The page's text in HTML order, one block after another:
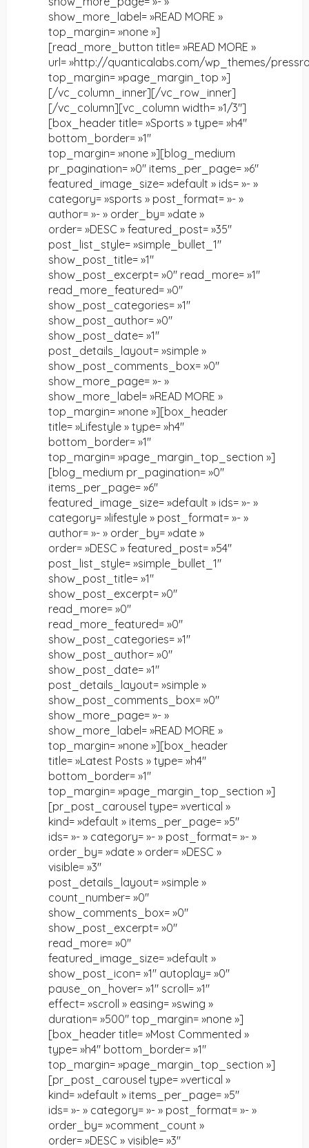
show_more_label= »READ MORE »
top_margin= »none »]
[read_more_button title= »READ MORE »
url= »http://quanticalabs.com/wp_themes/
top_margin= »page_margin_top »]
[/vc_column_inner][/vc_row_inner]
[/vc_column][vc_column width= »1/3″]
[box_header title= »Sports » type= »h4″
bottom_border= »1″
top_margin= »none »][blog_medium
pr_pagination= »0″ items_per_page= »6″
featured_image_size= »default » ids= »- »
category= »sports » post_format= »- »
author= »- » order_by= »date »
order= »DESC » featured_post= »35″
post_list_style= »simple_bullet_1″
show_post_title= »1″
show_post_excerpt= »0″ read_more= »1″
read_more_featured= »0″
show_post_categories= »1″
show_post_author= »0″
show_post_date= »1″
post_details_layout= »simple »
show_post_comments_box= »0″
show_more_page= »- »
show_more_label= »READ MORE »
top_margin= »none »][box_header
title= »Lifestyle » type= »h4″
bottom_border= »1″
top_margin= »page_margin_top_section »]
[blog_medium pr_pagination= »0″
items_per_page= »6″
featured_image_size= »default » ids= »- »
category= »lifestyle » post_format= »- »
author= »- » order_by= »date »
order= »DESC » featured_post= »54″
post_list_style= »simple_bullet_1″
show_post_title= »1″
show_post_excerpt= »0″
read_more= »0″
read_more_featured= »0″
show_post_categories= »1″
show_post_author= »0″
show_post_date= »1″
post_details_layout= »simple »
show_post_comments_box= »0″
show_more_page= »- »
show_more_label= »READ MORE »
top_margin= »none »][box_header
title= »Latest Posts » type= »h4″
bottom_border= »1″
top_margin= »page_margin_top_section »]
[pr_post_carousel type= »vertical »
kind= »default » items_per_page= »5″
ids= »- » category= »- » post_format= »- »
order_by= »date » order= »DESC »
visible= »3″
post_details_layout= »simple »
count_number= »0″
show_comments_box= »0″
show_post_excerpt= »0″
read_more= »0″
featured_image_size= »default »
show_post_icon= »1″ autoplay= »0″
pause_on_hover= »1″ scroll= »1″
effect= »scroll » easing= »swing »
duration= »500″ top_margin= »none »]
[box_header title= »Most Commented »
type= »h4″ bottom_border= »1″
top_margin= »page_margin_top_section »]
[pr_post_carousel type= »vertical »
kind= »default » items_per_page= »5″
ids= »- » category= »- » post_format= »- »
order_by= »comment_count »
order= »DESC » visible= »3″